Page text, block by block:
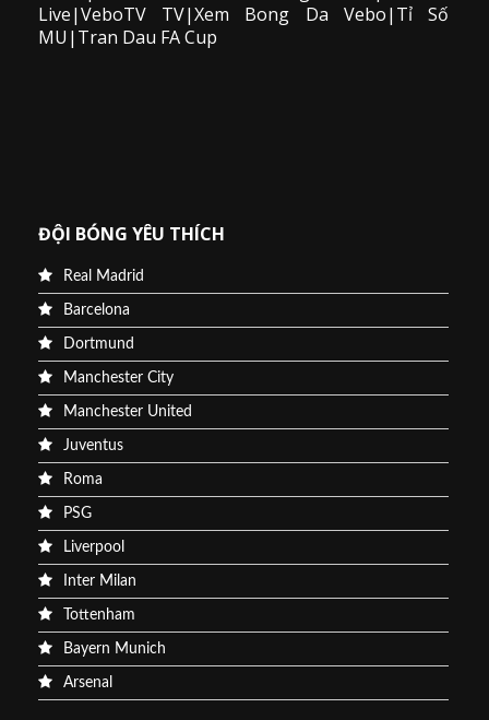
Live|VeboTV TV|Xem Bong Da Vebo|Tỉ Số
MU|Tran Dau FA Cup
ĐỘI BÓNG YÊU THÍCH
Real Madrid
Barcelona
Dortmund
Manchester City
Manchester United
Juventus
Roma
PSG
Liverpool
Inter Milan
Tottenham
Bayern Munich
Arsenal